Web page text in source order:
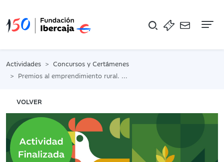
Actividades
Concursos y Certámenes
Premios al emprendimiento rural. 2ª edición.
VOLVER